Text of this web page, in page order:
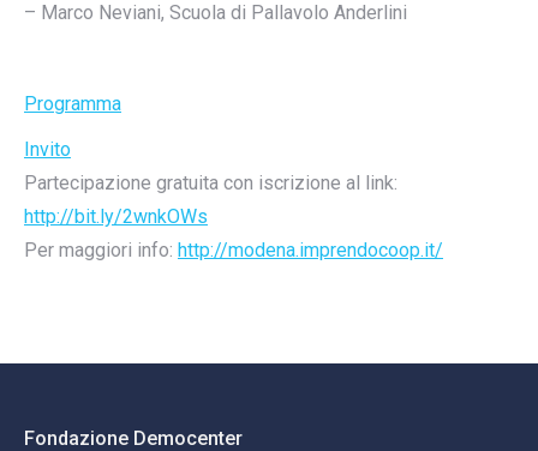
– Marco Neviani, Scuola di Pallavolo Anderlini
Programma
Invito
Partecipazione gratuita con iscrizione al link:
http://bit.ly/2wnkOWs
Per maggiori info: http://modena.imprendocoop.it/
Fondazione Democenter